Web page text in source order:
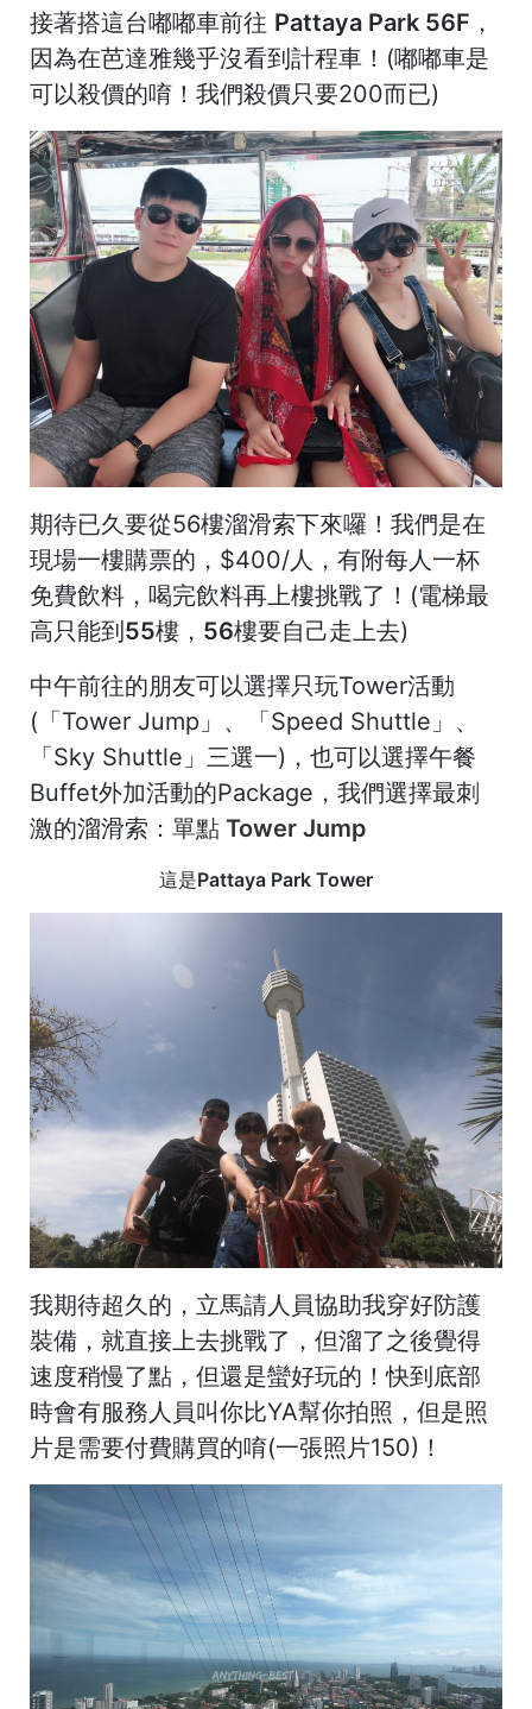
接著搭這台嘟嘟車前往 Pattaya Park 56F ，
因為在芭達雅幾乎沒看到計程車！(嘟嘟車是
可以殺價的唷！我們殺價只要200而已)
期待已久要從56樓溜滑索下來囉！我們是在
現場一樓購票的，$400/人，有附每人一杯
免費飲料，喝完飲料再上樓挑戰了！(電梯最
高只能到55樓，56樓要自己走上去)
中午前往的朋友可以選擇只玩Tower活動
(「Tower Jump」、「Speed Shuttle」、
「Sky Shuttle」三選一)，也可以選擇午餐
Buffet外加活動的Package，我們選擇最刺
激的溜滑索： 單點 Tower Jump
這是Pattaya Park Tower
我期待超久的，立馬請人員協助我穿好防護
裝備，就直接上去挑戰了，但溜了之後覺得
速度稍慢了點，但還是蠻好玩的！快到底部
時會有服務人員叫你比YA幫你拍照，但是照
片是需要付費購買的唷(一張照片150)！